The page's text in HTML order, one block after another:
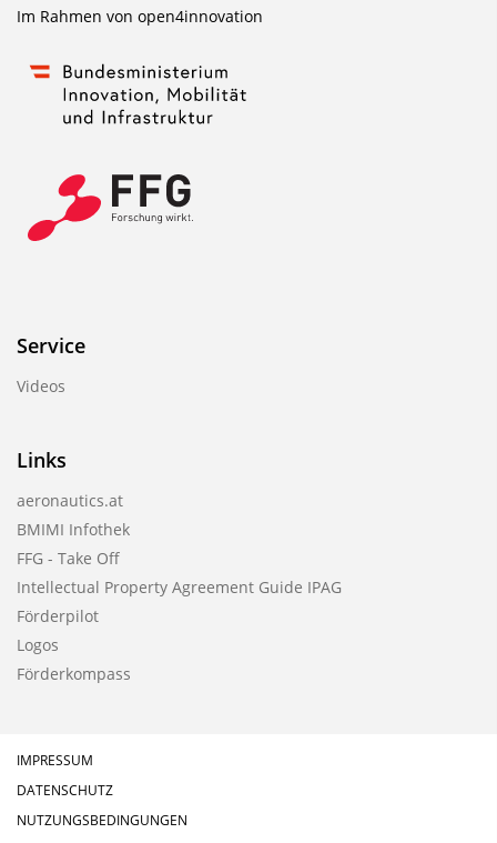
Im Rahmen von open4innovation
Service
Videos
Links
aeronautics.at
BMIMI Infothek
FFG - Take Off
Intellectual Property Agreement Guide IPAG
Förderpilot
Logos
Förderkompass
IMPRESSUM
DATENSCHUTZ
NUTZUNGSBEDINGUNGEN